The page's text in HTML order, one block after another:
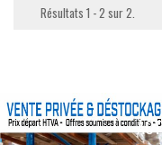
Résultats 1 - 2 sur 2.